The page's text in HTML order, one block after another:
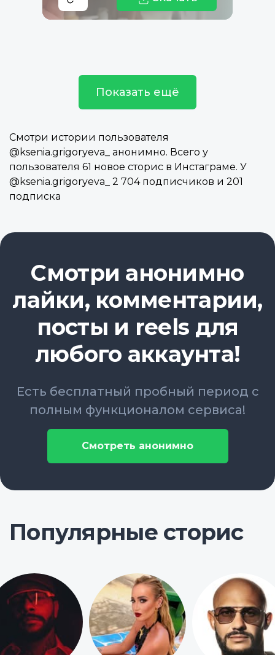
Показать ещё
Смотри истории пользователя
@ksenia.grigoryeva_ анонимно. Всего у
пользователя 61 новое сторис в Инстаграме. У
@ksenia.grigoryeva_ 2 704 подписчиков и 201
подписка
Смотри анонимно
лайки, комментарии,
посты и reels для
любого аккаунта!
Есть бесплатный пробный период с
полным функционалом сервиса!
Смотреть анонимно
Популярные сторис